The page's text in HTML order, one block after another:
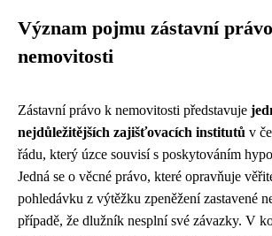
Význam pojmu zástavní
nemovitosti
Zástavní právo k nemovitosti představuje
nejdůležitějších zajišťovacích institutů v
řádu, který úzce souvisí s poskytováním
Jedná se o věcné právo, které opravňuje
pohledávku z výtěžku zpeněžení zastavené
případě, že dlužník nesplní své závazky. V